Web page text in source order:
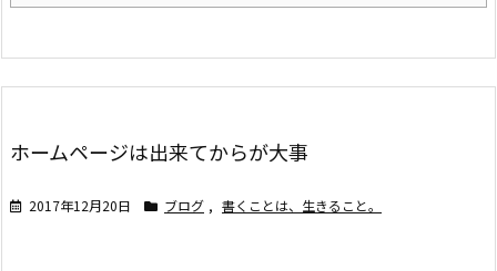
ホームページは出来てからが大事
2017年12月20日 ブログ , 書くことは、生きること。